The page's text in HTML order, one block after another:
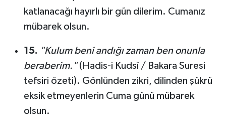
katlanacağı hayırlı bir gün dilerim. Cumanız
mübarek olsun.
15. "Kulum beni andığı zaman ben onunla
beraberim."(Hadis-i Kudsî / Bakara Suresi
tefsiri özeti). Gönlünden zikri, dilinden şükrü
eksik etmeyenlerin Cuma günü mübarek
olsun.